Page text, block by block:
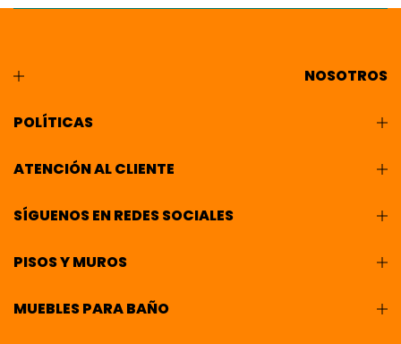
NOSOTROS
POLÍTICAS
ATENCIÓN AL CLIENTE
SÍGUENOS EN REDES SOCIALES
PISOS Y MUROS
MUEBLES PARA BAÑO